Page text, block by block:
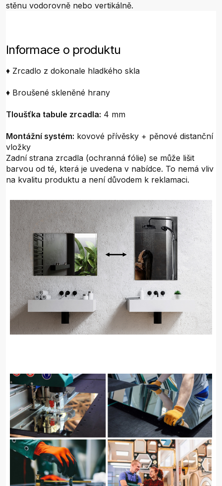
stěnu vodorovně nebo vertikálně.
Informace o produktu
♦ Zrcadlo z dokonale hladkého skla
♦ Broušené skleněné hrany
Tloušťka tabule zrcadla: 4 mm
Montážní systém: kovové přívěsky + pěnové distanční
vložky
Zadní strana zrcadla (ochranná fólie) se může lišit
barvou od té, která je uvedena v nabídce. To nemá vliv
na kvalitu produktu a není důvodem k reklamaci.